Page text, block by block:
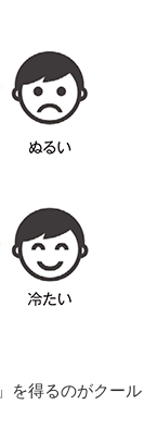
を得るのがクール